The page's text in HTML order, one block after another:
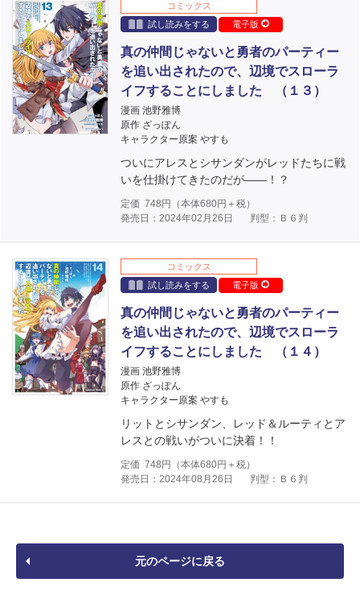
コミックス
試し読みをする
電子版
真の仲間じゃないと勇者のパーティー
を追い出されたので、辺境でスローラ
イフすることにしました （１３）
漫画 池野雅博
原作 ざっぽん
キャラクター原案 やすも
ついにアレスとシサンダンがレッドたちに戦
いを仕掛けてきたのだが――！？
定価 748 円（本体680円＋税）
発売日：2024年02月26日
判型：Ｂ６判
コミックス
試し読みをする
電子版
真の仲間じゃないと勇者のパーティー
を追い出されたので、辺境でスローラ
イフすることにしました （１４）
漫画 池野雅博
原作 ざっぽん
キャラクター原案 やすも
リットとシサンダン、レッド＆ルーティとア
レスとの戦いがついに決着！！
定価 748 円（本体680円＋税）
発売日：2024年08月26日
判型：Ｂ６判
元のページに戻る